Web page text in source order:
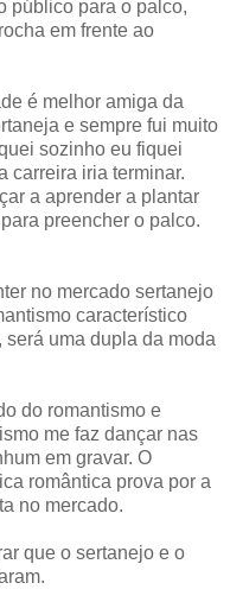
público para o palco,
em frente ao
é melhor amiga da
e sempre fui muito
sozinho eu fiquei
carreira iria terminar.
a aprender a plantar
preencher o palco.
no mercado sertanejo
característico
uma dupla da moda
do romantismo e
me faz dançar nas
em gravar. O
romântica prova por a
no mercado.
que o sertanejo e o